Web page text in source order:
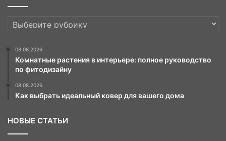
РУБРИКИ
08.08.2026
Комнатные растения в интерьере: полное руководство
по фитодизайну
08.08.2026
Как выбрать идеальный ковер для вашего дома
НОВЫЕ СТАТЬИ